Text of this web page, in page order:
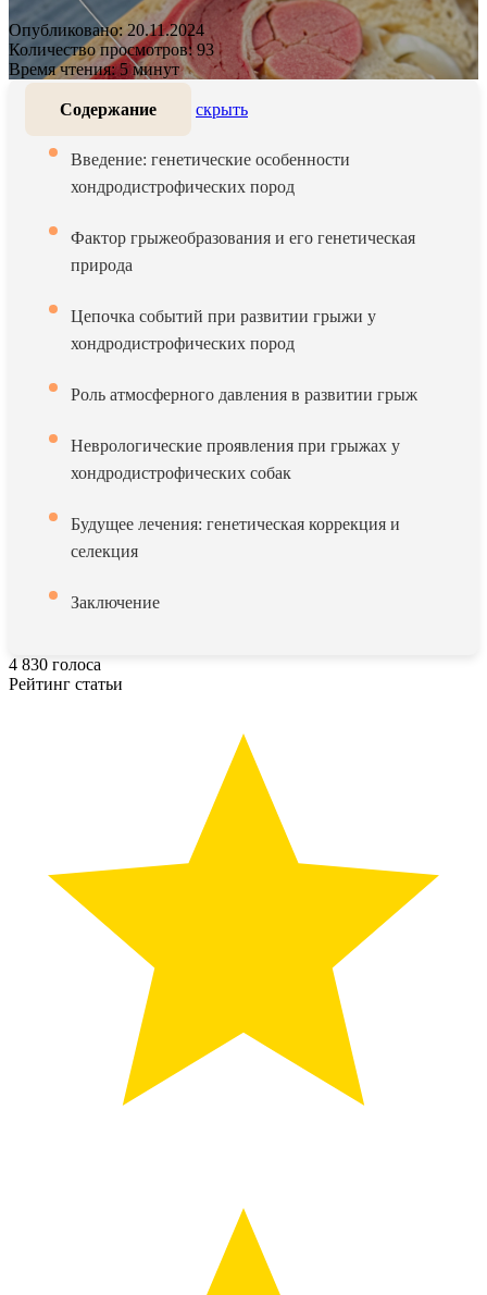
Опубликовано: 20.11.2024
Количество просмотров: 93
Время чтения: 5 минут
Содержание скрыть
Введение: генетические особенности
хондродистрофических пород
Фактор грыжеобразования и его генетическая
природа
Цепочка событий при развитии грыжи у
хондродистрофических пород
Роль атмосферного давления в развитии грыж
Неврологические проявления при грыжах у
хондродистрофических собак
Будущее лечения: генетическая коррекция и
селекция
Заключение
4 830 голоса
Рейтинг статьи